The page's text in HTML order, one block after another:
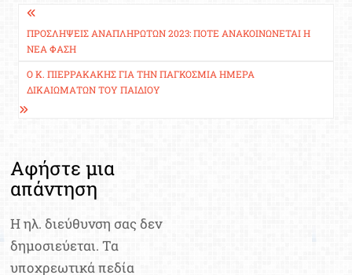
Πλοήγηση
άρθρων
ΠΡΟΣΛΉΨΕΙΣ ΑΝΑΠΛΗΡΩΤΏΝ 2023: ΠΌΤΕ ΑΝΑΚΟΙΝΏΝΕΤΑΙ Η
ΝΈΑ ΦΆΣΗ
Ο Κ. ΠΙΕΡΡΑΚΆΚΗΣ ΓΙΑ ΤΗΝ ΠΑΓΚΌΣΜΙΑ ΗΜΈΡΑ
ΔΙΚΑΙΩΜΆΤΩΝ ΤΟΥ ΠΑΙΔΙΟΎ
Αφήστε μια
απάντηση
Η ηλ. διεύθυνση σας δεν
δημοσιεύεται. Τα
υποχρεωτικά πεδία